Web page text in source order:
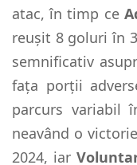
atac, în timp ce
reușit 8 goluri în
semnificativ
fața porții
parcurs variabil
neavând o
2024, iar